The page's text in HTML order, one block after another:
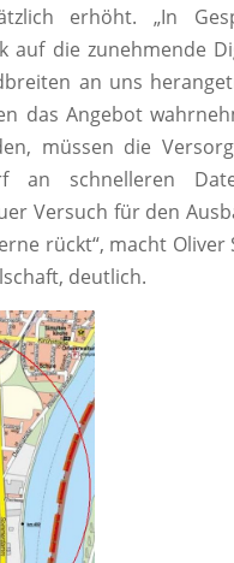
erhöht. „In
auf die zunehmende
an uns
das Angebot
müssen die
an schnelleren
Versuch für den
rückt“, macht
deutlich.